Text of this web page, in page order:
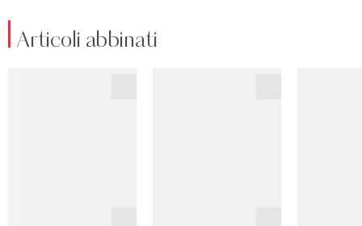
Articoli abbinati